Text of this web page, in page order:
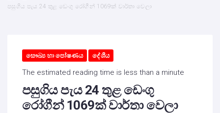
පසුගිය පැය 24 තුළ ඩෙංගු රෝගීන් 1069ක් වාර්තා වෙලා
සෞඛ්‍ය හා පෝෂණය දේශීය
The estimated reading time is less than a minute
පසුගිය පැය 24 තුළ ඩෙංගු
රෝගීන් 1069ක් වාර්තා වෙලා